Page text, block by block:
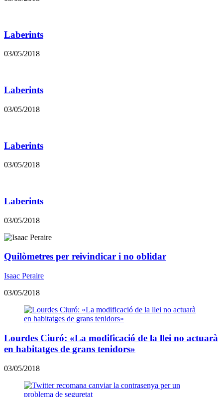
Laberints
03/05/2018
Laberints
03/05/2018
Laberints
03/05/2018
Laberints
03/05/2018
Quilòmetres per reivindicar i no oblidar
Isaac Peraire
03/05/2018
Lourdes Ciuró: «La modificació de la llei no actuarà
en habitatges de grans tenidors»
03/05/2018